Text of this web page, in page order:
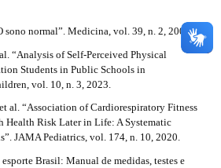
sono normal”. Medicina, vol. 39, n. 2, 2006.
“Analysis of Self-Perceived Physical
Students in Public Schools in
vol. 10, n. 3, 2023.
al. “Association of Cardiorespiratory Fitness
Health Risk Later in Life: A Systematic
JAMA Pediatrics, vol. 174, n. 10, 2020.
Brasil: Manual de medidas, testes e